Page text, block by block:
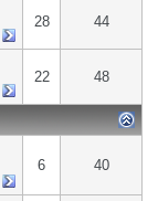
28 44
22 48
6 40